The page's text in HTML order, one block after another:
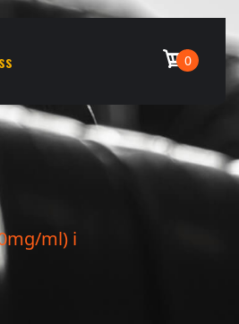
0
ml) i